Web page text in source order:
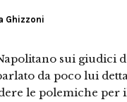
Ghizzoni
sui giudici
da poco lui
le polemiche